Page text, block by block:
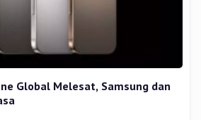
Global Melesat, Samsung dan